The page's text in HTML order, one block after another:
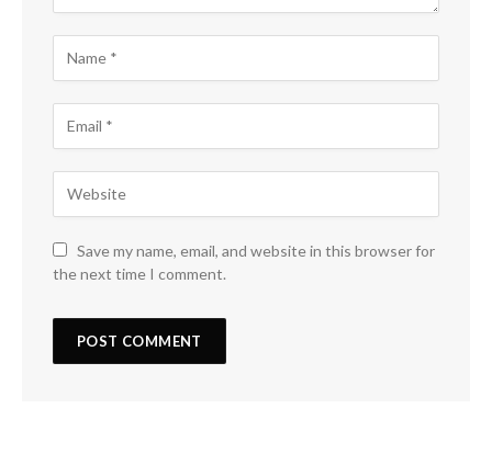
Save my name, email, and website in this browser for
the next time I comment.